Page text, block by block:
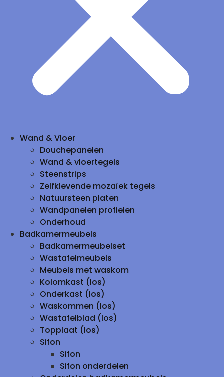
Wand & Vloer
Douchepanelen
Wand & vloertegels
Steenstrips
Zelfklevende mozaïek tegels
Natuursteen platen
Wandpanelen profielen
Onderhoud
Badkamermeubels
Badkamermeubelset
Wastafelmeubels
Meubels met waskom
Kolomkast (los)
Onderkast (los)
Waskommen (los)
Wastafelblad (los)
Topplaat (los)
Sifon
Sifon
Sifon onderdelen